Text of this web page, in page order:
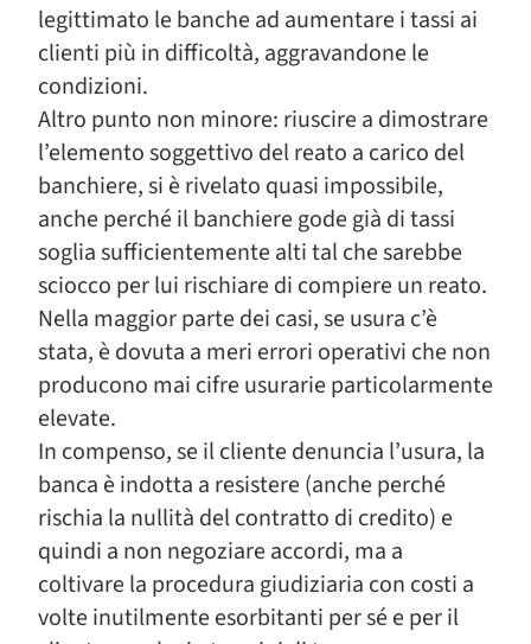
legittimato le banche ad aumentare i tassi ai
clienti più in difficoltà, aggravandone le
condizioni.
Altro punto non minore: riuscire a dimostrare
l’elemento soggettivo del reato a carico del
banchiere, si è rivelato quasi impossibile,
anche perché il banchiere gode già di tassi
soglia sufficientemente alti tal che sarebbe
sciocco per lui rischiare di compiere un reato.
Nella maggior parte dei casi, se usura c’è
stata, è dovuta a meri errori operativi che non
producono mai cifre usurarie particolarmente
elevate.
In compenso, se il cliente denuncia l’usura, la
banca è indotta a resistere (anche perché
rischia la nullità del contratto di credito) e
quindi a non negoziare accordi, ma a
coltivare la procedura giudiziaria con costi a
volte inutilmente esorbitanti per sé e per il